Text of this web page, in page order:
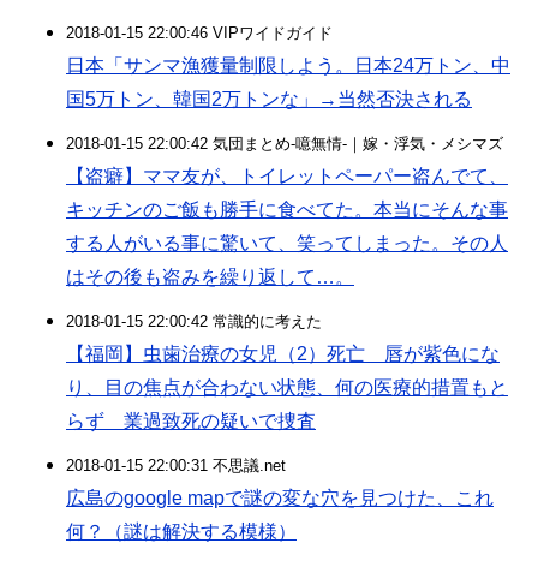
2018-01-15 22:00:46 VIPワイドガイド
日本「サンマ漁獲量制限しよう。日本24万トン、中
国5万トン、韓国2万トンな」→当然否決される
2018-01-15 22:00:42 気団まとめ-噫無情-｜嫁・浮気・メシマズ
【盗癖】ママ友が、トイレットペーパー盗んでて、
キッチンのご飯も勝手に食べてた。本当にそんな事
する人がいる事に驚いて、笑ってしまった。その人
はその後も盗みを繰り返して…。
2018-01-15 22:00:42 常識的に考えた
【福岡】虫歯治療の女児（2）死亡 唇が紫色にな
り、目の焦点が合わない状態、何の医療的措置もと
らず 業過致死の疑いで捜査
2018-01-15 22:00:31 不思議.net
広島のgoogle mapで謎の変な穴を見つけた、これ
何？（謎は解決する模様）